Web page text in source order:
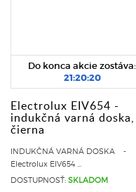
Do konca akcie zostáva:
21:20:20
Electrolux EIV654 -
indukčná varná doska,
čierna
INDUKČNÁ VARNÁ DOSKA -
Electrolux EIV654 ...
DOSTUPNOSŤ: SKLADOM